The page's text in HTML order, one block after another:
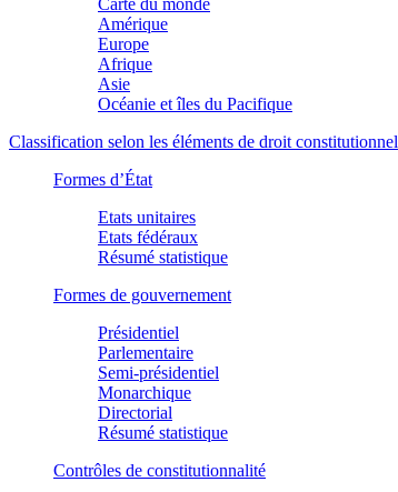
Amérique
Europe
Afrique
Asie
Océanie et îles du Pacifique
Classification selon les éléments de droit constitutionnel
Formes d’État
Etats unitaires
Etats fédéraux
Résumé statistique
Formes de gouvernement
Présidentiel
Parlementaire
Semi-présidentiel
Monarchique
Directorial
Résumé statistique
Contrôles de constitutionnalité